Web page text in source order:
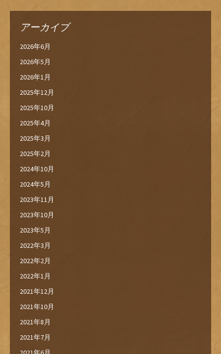
アーカイブ
2026年6月
2026年5月
2026年1月
2025年12月
2025年10月
2025年4月
2025年3月
2025年2月
2024年10月
2024年5月
2023年11月
2023年10月
2023年5月
2022年3月
2022年2月
2022年1月
2021年12月
2021年10月
2021年8月
2021年7月